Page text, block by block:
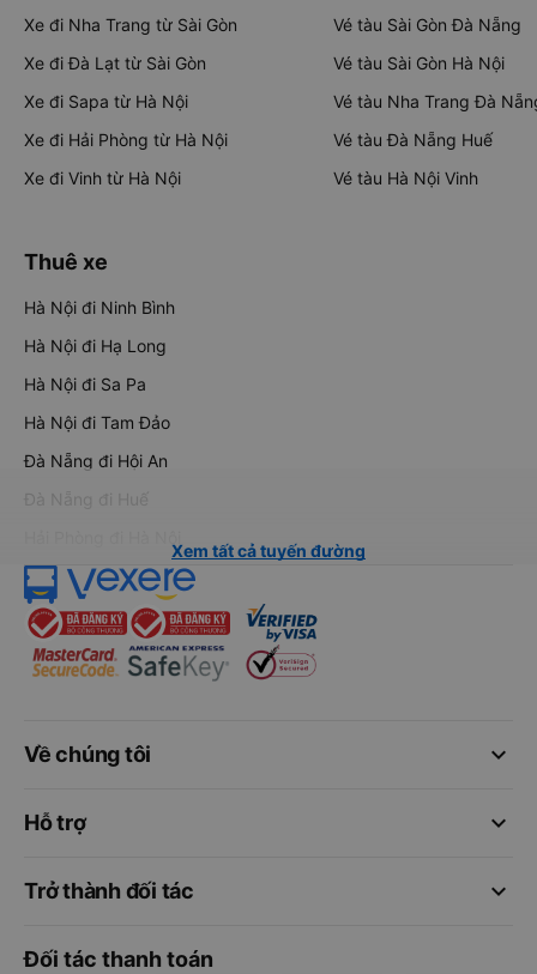
Xe đi Nha Trang từ Sài Gòn
Xe đi Đà Lạt từ Sài Gòn
Xe đi Sapa từ Hà Nội
Xe đi Hải Phòng từ Hà Nội
Xe đi Vinh từ Hà Nội
Vé tàu Sài Gòn Đà Nẵng
Vé tàu Sài Gòn Hà Nội
Vé tàu Nha Trang Đà
Vé tàu Đà Nẵng Huế
Vé tàu Hà Nội Vinh
Thuê xe
Hà Nội đi Ninh Bình
Hà Nội đi Hạ Long
Hà Nội đi Sa Pa
Hà Nội đi Tam Đảo
Đà Nẵng đi Hội An
Đà Nẵng đi Huế
Xem tất cả tuyến đường
keyboard_arrow_down
Về chúng tôi
keyboard_arrow_down
Hỗ trợ
keyboard_arrow_down
Trở thành đối tác
Đối tác thanh toán